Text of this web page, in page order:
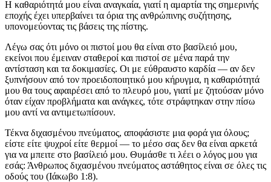
Η καθαριότητά μου είναι αναγκαία, γιατί η αμαρτία της σημερινής
εποχής έχει υπερβαίνει τα όρια της ανθρώπινης συζήτησης,
υπονομεύοντας τις βάσεις της πίστης.
Λέγω σας ότι μόνο οι πιστοί μου θα είναι στο βασίλειό μου,
εκείνοι που έμειναν σταθεροί και πιστοί σε μένα παρά την
αντίσταση και τα δοκιμασίες. Οι με εύθραυστο καρδία — αν δεν
ξυπνήσουν από τον προειδοποιητικό μου κήρυγμα, η καθαριότητά
μου θα τους αφαιρέσει από το πλευρό μου, γιατί με ζητούσαν μόνο
όταν είχαν προβλήματα και ανάγκες, τότε στράφτηκαν στην πίσω
μου αντί να αντιμετωπίσουν.
Τέκνα διχασμένου πνεύματος, αποφάσιστε μια φορά για όλους;
είστε είτε ψυχροί είτε θερμοί — το μέσο σας δεν θα είναι αρκετά
για να μπειτε στο βασίλειό μου. Θυμάσθε τι λέει ο λόγος μου για
εσάς: Άνθρωπος διχασμένου πνεύματος αστάθητος είναι σε όλες τις
οδούς του (Ιάκωβο 1:8).